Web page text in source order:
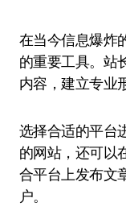
在当今信息爆炸的时代，资讯传媒已成为吸引用户
的重要工具。站
内容，建立专业
选择合适的平台
的网站，还可以
合平台上发布文
户。